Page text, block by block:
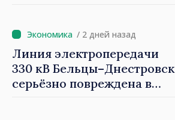
быть свободными и
честными»
/ 2 дней назад
Линия электропередачи
330 кВ Бельцы–Днестровск
серьёзно повреждена в